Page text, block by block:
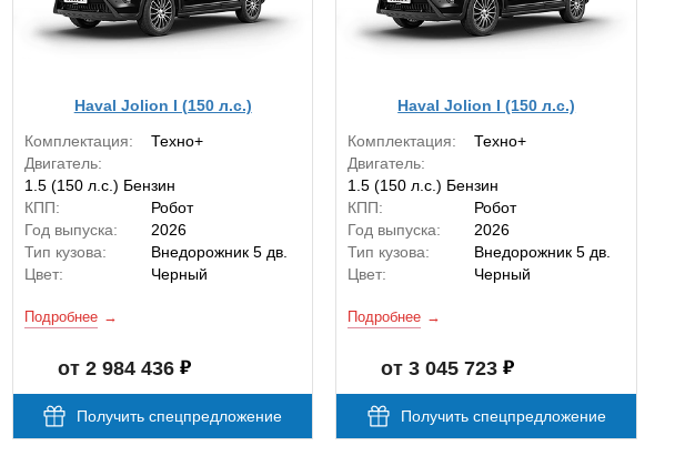
Haval Jolion I (150 л.с.)
Комплектация:
Техно+
Двигатель:
1.5 (150 л.с.) Бензин
КПП:
Робот
Год выпуска:
2026
Тип кузова:
Внедорожник 5 дв.
Цвет:
Черный
Подробнее
от 2 984 436
Получить спецпредложение
Haval Jolion I (150 л.с.)
Комплектация:
Техно+
Двигатель:
1.5 (150 л.с.) Бензин
КПП:
Робот
Год выпуска:
2026
Тип кузова:
Внедорожник 5 дв.
Цвет:
Черный
Подробнее
от 3 045 723
Получить спецпредложение